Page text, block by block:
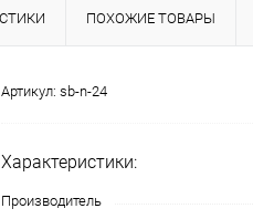
ПОХОЖИЕ ТОВАРЫ
Артикул: sb-n-24
Характеристики:
Производитель